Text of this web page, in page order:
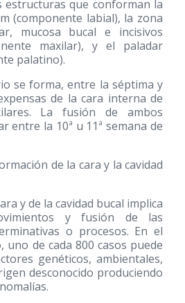
que conforman la
(componente labial), la zona
mucosa bucal e incisivos
maxilar), y el paladar
palatino).
se forma, entre la séptima y
de la cara interna de
La fusión de ambos
entre la 10ª u 11ª semana de
de la cara y la cavidad
y de la cavidad bucal implica
y fusión de las
o procesos. En el
uno de cada 800 casos puede
genéticos, ambientales,
desconocido produciendo